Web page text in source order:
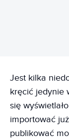
Jest kilka
kręcić jedynie
się
importować
publikować